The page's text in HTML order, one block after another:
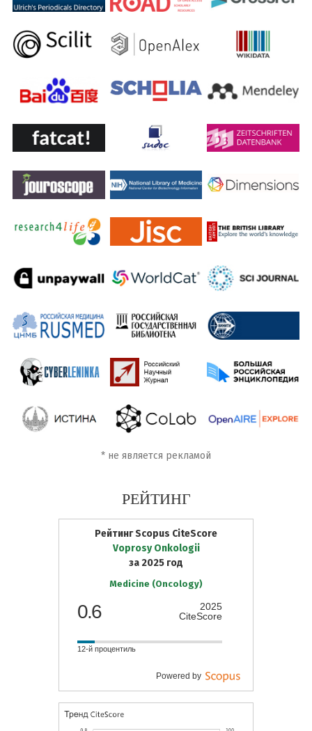
* не является рекламой
РЕЙТИНГ
Рейтинг Scopus CiteScore
Voprosy Onkologii
за 2025 год
Medicine (Oncology)
0.6
2025
CiteScore
12-й процентиль
Powered by